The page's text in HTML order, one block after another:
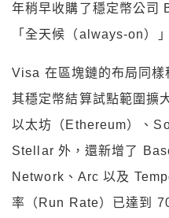
年稍早收購了穩定幣公司
「全天候（always-on）
Visa 在區塊鏈的布局同
其穩定幣結算試點範圍擴
以太坊（Ethereum）、
Stellar 外，還新增了
Network、Arc 以及
率（Run Rate）已達到